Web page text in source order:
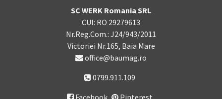
SC WERK Romania SRL
CUI: RO 29279613
Nr.Reg.Com.: J24/943/2011
Victoriei Nr.165, Baia Mare
office@baumag.ro
0799.911.109
 Facebook Pinterest